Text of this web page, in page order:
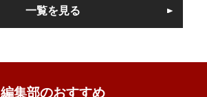
一覧を見る
編集部のおすすめ